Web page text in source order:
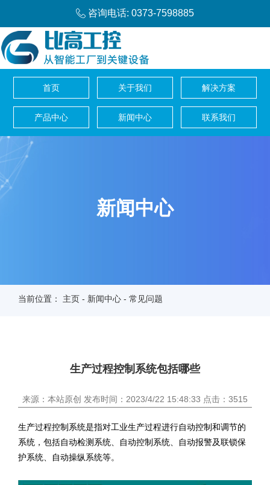
咨询电话: 0373-7598885
首页 关于我们 解决方案
产品中心 新闻中心 联系我们
新闻中心
当前位置： 主页 - 新闻中心 - 常见问题
生产过程控制系统包括哪些
来源：本站原创 发布时间：2023/4/22 15:48:33 点击：3515
生产过程控制系统是指对工业生产过程进行自动控制和调节的
系统，包括自动检测系统、自动控制系统、自动报警及联锁保
护系统、自动操纵系统等。